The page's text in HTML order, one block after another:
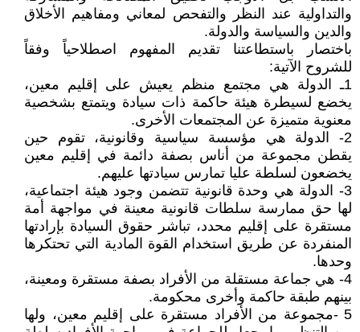
والتداولية عند النظر والتفحص لمعاني ومفاهيم الأخلاق
والدين والسياسة والدولة.
باختصار باستطاعتنا تقديم المفهوم اصطلاحياً وفقاً
للشروح الآتية:
1ـ الدولة هي مجتمع منظم يعيش على إقليم معين،
يخضع لسيطرة هيئة حاكمة ذات سيادة ويتمتع بشخصية
معنوية متميزة عن المجتمعات الأخرى.
2- الدولة هي مؤسسة سياسية وقانونية، تقوم حين
يقطن مجموعة من أناس بصفة دائمة في إقليم معين
يخضعون لسلطة عليا تمارس سيادتها عليهم.
3- الدولة هي وحدة قانونية تتضمن وجود هيئة اجتماعية،
لها حق ممارسة سلطات قانونية معينة في مواجهة أمة
مستقرة على إقليم محدد، تباشر حقوق السيادة بإرادتها
المنفردة عن طريق استخدام القوة المادية التي تحتكرها
وحدها.
4- هي جماعة مستقلة من الأفراد بصفة مستقرة ومعينة،
بينهم طبقة حاكمة وأخرى محكومة.
5 -مجموعة من الأفراد مستقرة على إقليم معين، ولها